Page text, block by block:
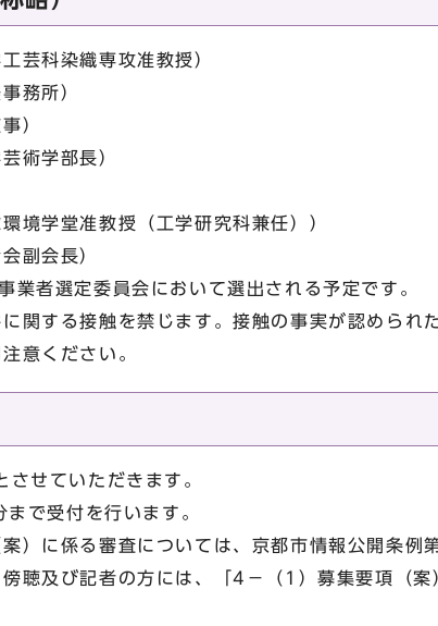
芸科染織専攻准教授）
務所）
）
術学部長）
境学堂准教授（工学研究科兼任））
副会長）
業者選定委員会において選出される予定です。
関する接触を禁じます。接触の事実が認められ
意ください。
せていただきます。
で受付を行います。
案）に係る審査については、京都市情報公開条
聴及び記者の方には、「4－（1）募集要項（